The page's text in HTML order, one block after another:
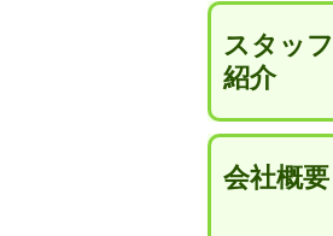
スタッフ
紹介
会社概要